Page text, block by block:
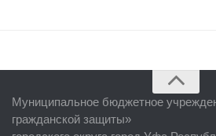
Об учреждении
Муниципальное бюджетное
гражданской защиты»